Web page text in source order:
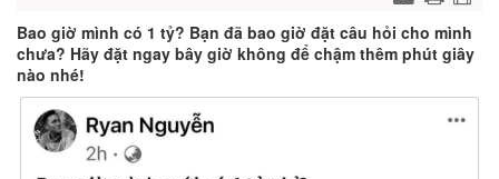
Bao giờ mình có 1 tỷ? Bạn đã bao giờ đặt câu hỏi cho mình
chưa? Hãy đặt ngay bây giờ không để chậm thêm phút giây
nào nhé!